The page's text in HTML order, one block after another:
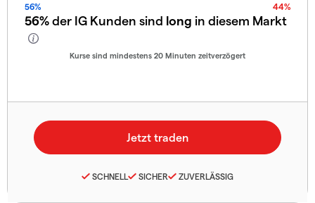
56%
44%
56%der IG Kunden sind long in diesem Markt
Kurse sind mindestens 20 Minuten zeitverzögert
SCHNELL SICHER ZUVERLÄSSIG